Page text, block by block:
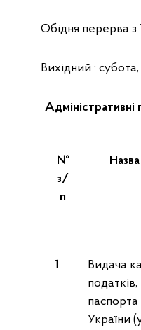
Обідня перерва з
Вихідний : субота,
Адміністративні
№
з/
п
1.
Видача
України